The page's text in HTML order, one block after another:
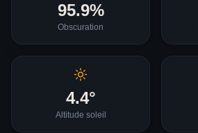
95.9%
Obscuration
4.4°
Altitude soleil